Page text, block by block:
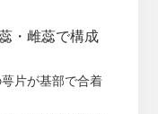
・雌蕊で構成
片が基部で合着